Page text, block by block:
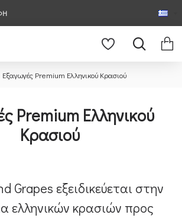
Εξαγωγές Premium Ελληνικού Κρασιού
Premium Ελληνικού
Κρασιού
Grapes εξειδικεύεται στην
ελληνικών κρασιών προς